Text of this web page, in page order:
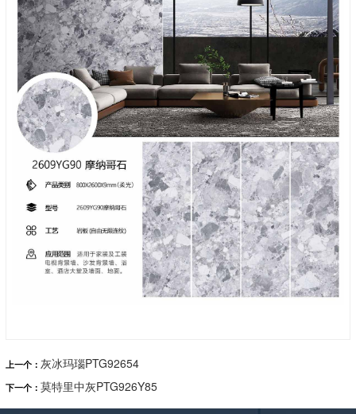
上一个： 灰冰玛瑙PTG92654
下一个： 莫特里中灰PTG926Y85